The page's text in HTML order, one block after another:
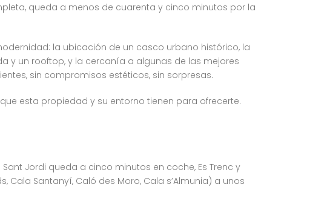
queda a menos de cuarenta y cinco minutos por la
la ubicación de un casco urbano histórico, la
y un rooftop, y la cercanía a algunas de las mejores
sin compromisos estéticos, sin sorpresas.
esta propiedad y su entorno tienen para ofrecerte.
Jordi queda a cinco minutos en coche, Es Trenc y
Santanyí, Caló des Moro, Cala s’Almunia) a unos